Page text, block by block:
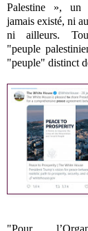
Palestine »,
jamais existé, ni
ni ailleurs.
"peuple
"peuple" distinct
"Pour